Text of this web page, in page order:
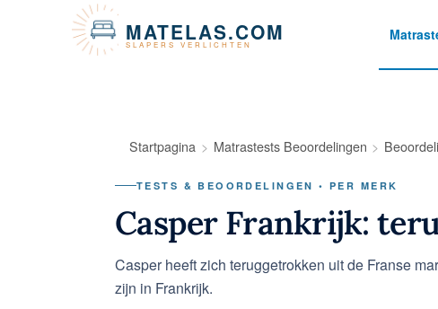
MATELAS.COM
SLAPERS VERLICHTEN
Startpagina Matrastests Beoordelingen
TESTS & BEOORDELINGEN • PER MERK
Casper Frankrijk:
Casper heeft zich teruggetrokken uit de Franse
zijn in Frankrijk.
Cookies beheer paneel